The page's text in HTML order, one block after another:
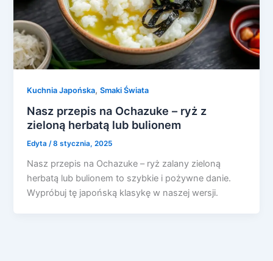
Kuchnia Japońska,Smaki Świata
Nasz przepis na Ochazuke – ryż z
zieloną herbatą lub bulionem
Edyta/8 stycznia, 2025
Nasz przepis na Ochazuke – ryż zalany zieloną
herbatą lub bulionem to szybkie i pożywne danie.
Wypróbuj tę japońską klasykę w naszej wersji.